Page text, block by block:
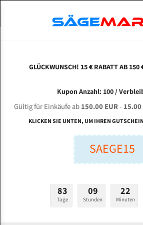
SHENDIAO GB 5340 / 70 / 250
Metall
Länge (mm):
Stärken +
ABOUTS
ENGLISH
Bi-Metall Meterware
Fleischerei Bandsägeblätter
Bandmesser Glatt Meterware
Konvex Meterware
GLÜCKWUNSCH! 15 € RABATT AB 150
Kupon Anzahl: 100 /
Gültig für Einkäufe ab150.00 EUR- 15.00
KLICKEN SIE UNTEN, UM IHREN
SAEGE15
83
Tage
09
Stunden
22
Minuten